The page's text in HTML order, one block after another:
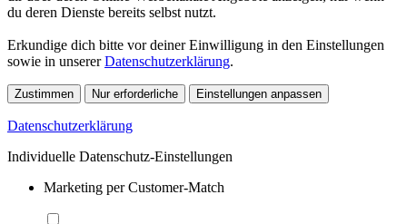
du deren Dienste bereits selbst nutzt.
Erkundige dich bitte vor deiner Einwilligung in den Einstellungen
sowie in unsererDatenschutzerklärung.
Zustimmen Nur erforderliche Einstellungen anpassen
Datenschutzerklärung
Individuelle Datenschutz-Einstellungen
Marketing per Customer-Match